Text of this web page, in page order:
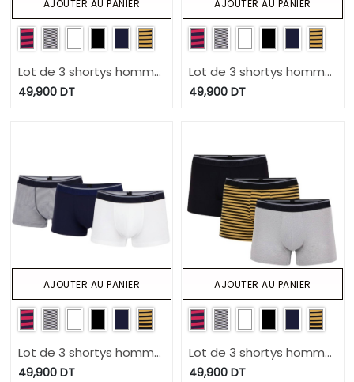
Lot de 3 shortys homme
en coton stretch
49,900DT
AJOUTER AU PANIER
Lot de 3 shortys homme
en coton stretch
49,900 DT
AJOUTER AU PANIER
Lot de 3 shortys homme
en coton stretch
49,900DT
AJOUTER AU PANIER
Lot de 3 shortys homme
en coton stretch
49,900 DT
AJOUTER AU PANIER